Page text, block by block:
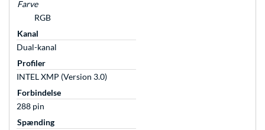
Farve
RGB
Kanal
Dual-kanal
Profiler
INTEL XMP (Version 3.0)
Forbindelse
288 pin
Spænding